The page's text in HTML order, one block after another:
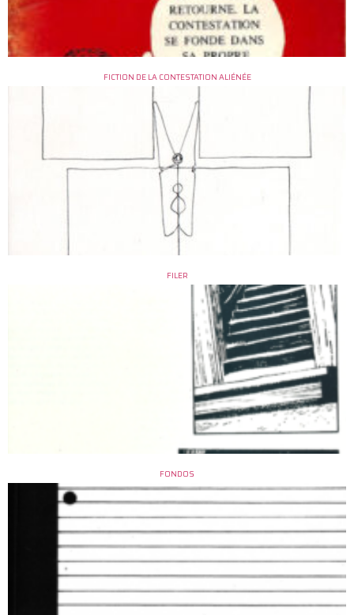
FICTION DE LA CONTESTATION ALIÉNÉE
FILER
FONDOS